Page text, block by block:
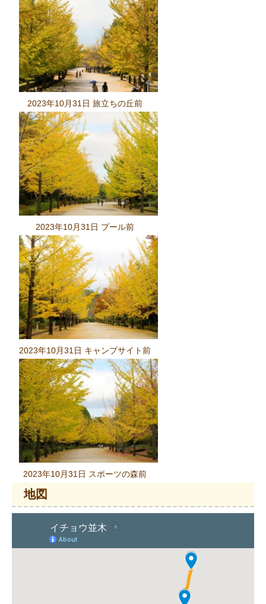
2023年10月31日 旅立ちの丘前
2023年10月31日 プール前
2023年10月31日 キャンプサイト前
2023年10月31日 スポーツの森前
地図